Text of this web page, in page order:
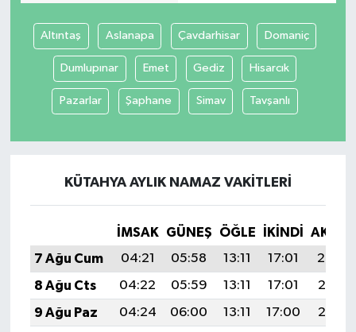
Altıntaş Aslanapa Çavdarhisar Domaniç
Dumlupınar Emet Gediz Hisarcık
Pazarlar Şaphane Simav Tavşanlı
KÜTAHYA AYLIK NAMAZ VAKITLERI
İMSAK GÜNEŞ ÖĞLE İKINDI
7 Ağu Cum
04:21 05:58 13:11 17:01
20:14
8 Ağu Cts
04:22 05:59 13:11 17:01
20:13
9 Ağu Paz
04:24 06:00 13:11 17:00
20:12